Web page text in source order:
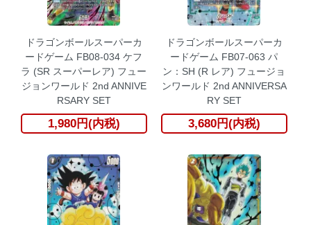
ドラゴンボールスーパーカ
ードゲーム FB08-034 ケフ
ラ (SR スーパーレア) フュー
ジョンワールド 2nd ANNIVE
RSARY SET
1,980円(内税)
ドラゴンボールスーパーカ
ードゲーム FB07-063 パ
ン：SH (R レア) フュージョ
ンワールド 2nd ANNIVERSA
RY SET
3,680円(内税)